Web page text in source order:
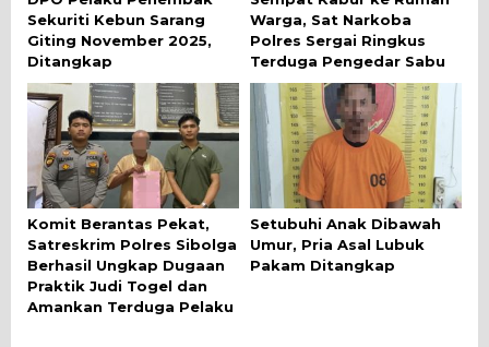
Sekuriti Kebun Sarang
Giting November 2025,
Ditangkap
Warga, Sat Narkoba
Polres Sergai Ringkus
Terduga Pengedar Sabu
Komit Berantas Pekat,
Satreskrim Polres Sibolga
Berhasil Ungkap Dugaan
Praktik Judi Togel dan
Amankan Terduga Pelaku
Setubuhi Anak Dibawah
Umur, Pria Asal Lubuk
Pakam Ditangkap